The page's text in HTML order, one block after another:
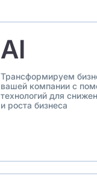
AI
Трансформируем
вашей компании с
технологий для
и роста бизнеса